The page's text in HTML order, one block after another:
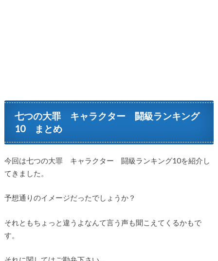
七つの大罪 キャラクター 闘級ランキング
10 まとめ
今回は七つの大罪 キャラクター 闘級ランキング10を紹介し
てきました。
予想通りのイメージだったでしょうか？
それともちょっと違うよなんて言う声も聞こえてくるかもで
す。